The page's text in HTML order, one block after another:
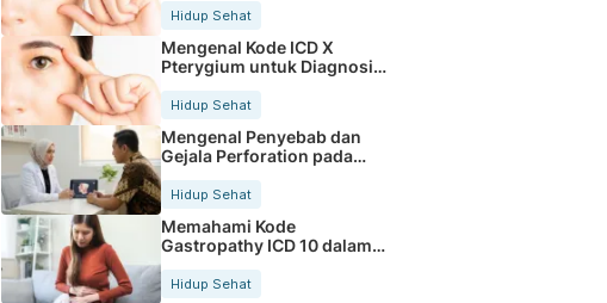
Hidup Sehat
Mengenal Kode ICD X
Pterygium untuk Diagnosis
Hidup Sehat
Mengenal Penyebab dan
Gejala Perforation pada
Tubuh
Hidup Sehat
Memahami Kode
Gastropathy ICD 10 dalam
Rekam Medis Pasien
Hidup Sehat